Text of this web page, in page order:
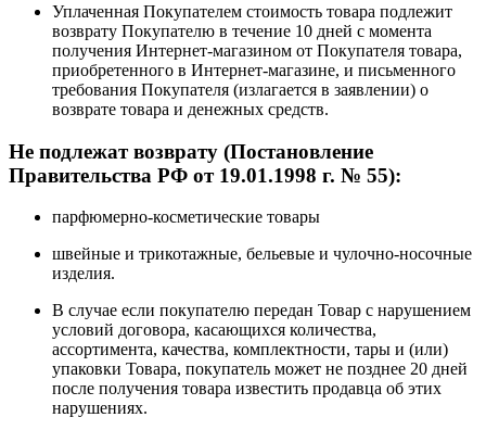
Уплаченная Покупателем стоимость товара подлежит
возврату Покупателю в течение 10 дней с момента
получения Интернет-магазином от Покупателя товара,
приобретенного в Интернет-магазине, и письменного
требования Покупателя (излагается в заявлении) о
возврате товара и денежных средств.
Не подлежат возврату (Постановление
Правительства РФ от 19.01.1998 г. № 55):
парфюмерно-косметические товары
швейные и трикотажные, бельевые и чулочно-носочные
изделия.
В случае если покупателю передан Товар с нарушением
условий договора, касающихся количества,
ассортимента, качества, комплектности, тары и (или)
упаковки Товара, покупатель может не позднее 20 дней
после получения товара известить продавца об этих
нарушениях.